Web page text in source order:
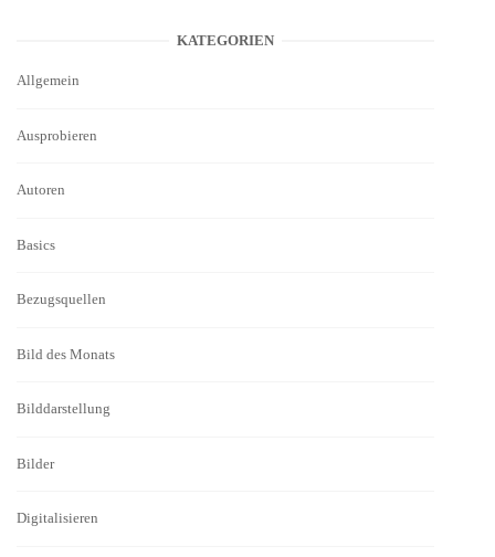
KATEGORIEN
Allgemein
Ausprobieren
Autoren
Basics
Bezugsquellen
Bild des Monats
Bilddarstellung
Bilder
Digitalisieren